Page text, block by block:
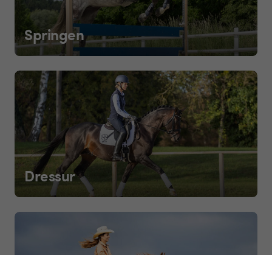
Springen
Dressur